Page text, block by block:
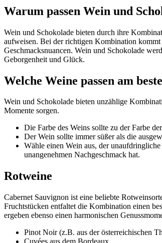
Warum passen Wein und
Wein und Schokolade bieten durch ihre
aufweisen. Bei der richtigen Kombination
Geschmacksnuancen. Wein und Schokolade
Geborgenheit und Glück.
Welche Weine passen am
Wein und Schokolade bieten unzählige
Momente sorgen.
Die Farbe des Weins sollte zu der Farbe
Der Wein sollte immer süßer als die
Wähle einen Wein aus, der
unangenehmen Nachgeschmack hat.
Rotweine
Cabernet Sauvignon ist eine beliebte
Fruchtstücken entfaltet die Kombination einen
ergeben ebenso einen harmonischen
Pinot Noir (z.B. aus der österreichischen